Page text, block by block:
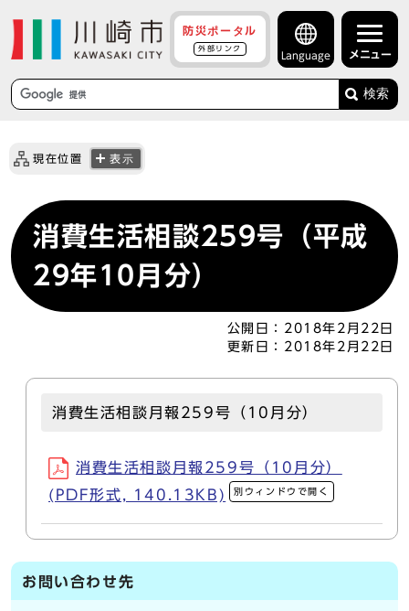
防災ポータル
外部リンク
Language メニュー
検索
現在位置 表示
消費生活相談259号（平成
29年10月分）
公開日： 2018年2月22日
更新日： 2018年2月22日
消費生活相談月報259号（10月分）
消費生活相談月報259号（10月分）
(PDF形式, 140.13KB)
別ウィンドウで開く
お問い合わせ先